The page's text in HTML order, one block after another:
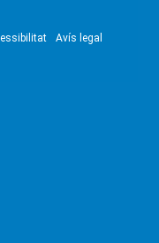
Avís legal